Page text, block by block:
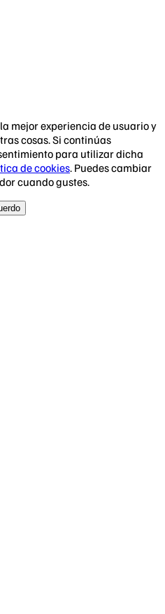
mejor experiencia de usuario y
cosas. Si continúas
para utilizar dicha
de cookies. Puedes cambiar
cuando gustes.